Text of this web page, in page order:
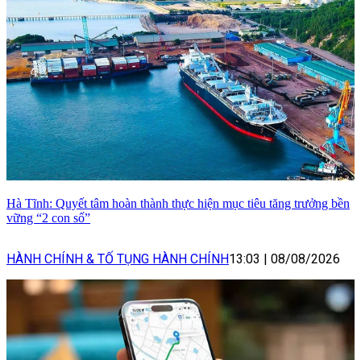
Hà Tĩnh: Quyết tâm hoàn thành thực hiện mục tiêu tăng trưởng bền
vững “2 con số”
HÀNH CHÍNH & TỐ TỤNG HÀNH CHÍNH13:03 | 08/08/2026